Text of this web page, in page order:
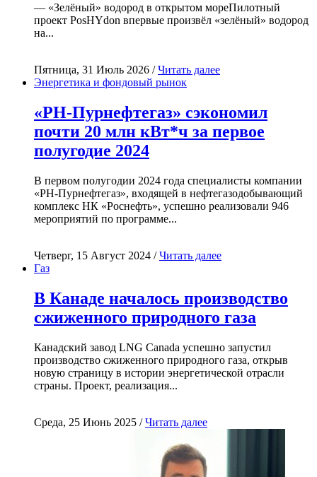
— «Зелёный» водород в открытом мореПилотный
проект PosHYdon впервые произвёл «зелёный» водород
на...
Пятница, 31 Июль 2026 /Читать далее
Энергетика и фондовый рынок
«РН-Пурнефтегаз» сэкономил
почти 20 млн кВт*ч за первое
полугодие 2024
В первом полугодии 2024 года специалисты компании
«РН-Пурнефтегаз», входящей в нефтегазодобывающий
комплекс НК «Роснефть», успешно реализовали 946
мероприятий по программе...
Четверг, 15 Август 2024 /Читать далее
Газ
В Канаде началось производство
сжиженного природного газа
Канадский завод LNG Canada успешно запустил
производство сжиженного природного газа, открыв
новую страницу в истории энергетической отрасли
страны. Проект, реализация...
Среда, 25 Июнь 2025 /Читать далее